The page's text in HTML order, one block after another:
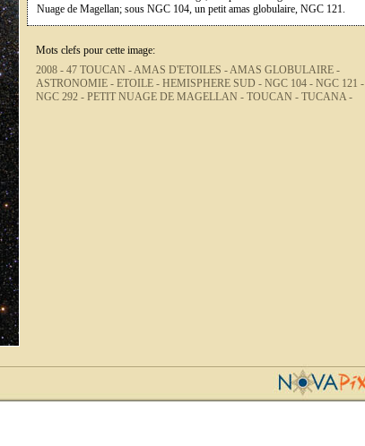
Nuage de Magellan; sous NGC 104, un petit amas globulaire, NGC 121.
Mots clefs pour cette image:
2008 - 47 TOUCAN -AMAS D'ETOILES -AMAS GLOBULAIRE -
ASTRONOMIE - ETOILE - HEMISPHERE SUD - NGC 104 - NGC 121 -
NGC 292 - PETIT NUAGE DE MAGELLAN - TOUCAN - TUCANA -